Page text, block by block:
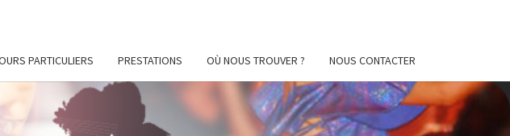
PARTICULIERS PRESTATIONS OÙ NOUS TROUVER ? NOUS CONTACTER